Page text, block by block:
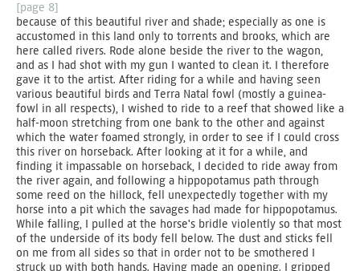
[page 8]
because of this beautiful river and shade; especially as one is
accustomed in this land only to torrents and brooks, which are
here called rivers. Rode alone beside the river to the wagon,
and as I had shot with my gun I wanted to clean it. I therefore
gave it to the artist. After riding for a while and having seen
various beautiful birds and Terra Natal fowl (mostly a guinea-
fowl in all respects), I wished to ride to a reef that showed like a
half-moon stretching from one bank to the other and against
which the water foamed strongly, in order to see if I could cross
this river on horseback. After looking at it for a while, and
finding it impassable on horseback, I decided to ride away from
the river again, and following a hippopotamus path through
some reed on the hillock, fell unexpectedly together with my
horse into a pit which the savages had made for hippopotamus.
While falling, I pulled at the horse's bridle violently so that most
of the underside of its body fell below. The dust and sticks fell
on me from all sides so that in order not to be smothered I
struck up with both hands. Having made an opening. I gripped